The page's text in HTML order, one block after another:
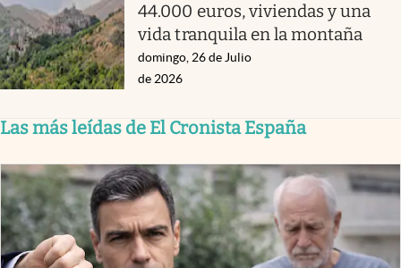
44.000 euros, viviendas y una
vida tranquila en la montaña
domingo, 26 de Julio
de 2026
Las más leídas de El Cronista España